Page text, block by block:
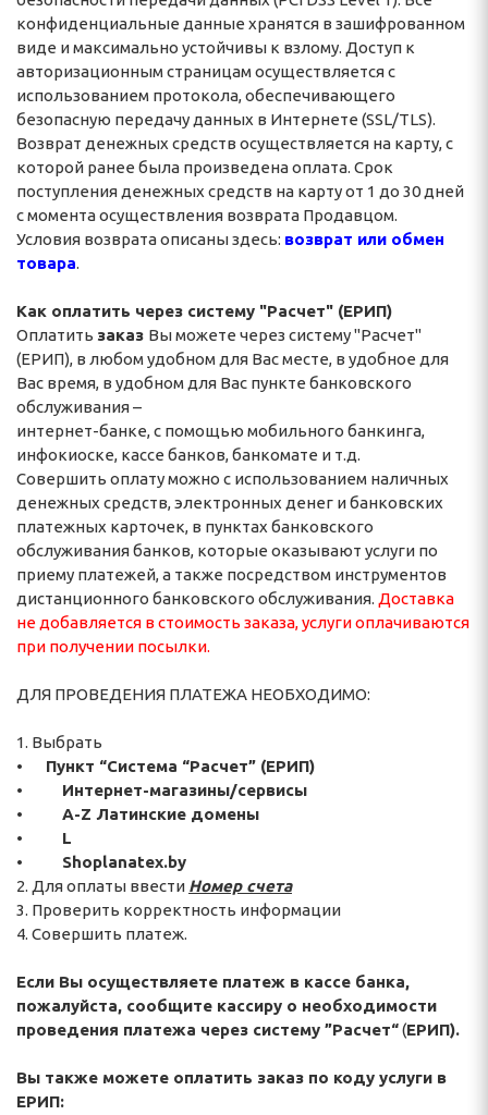
конфиденциальные данные хранятся в зашифрованном
виде и максимально устойчивы к взлому. Доступ к
авторизационным страницам осуществляется с
использованием протокола, обеспечивающего
безопасную передачу данных в Интернетe (SSL/TLS).
Возврат денежных средств осуществляется на карту, с
которой ранее была произведена оплата. Срок
поступления денежных средств на карту от 1 до 30 дней
с момента осуществления возврата Продавцом.
Условия возврата описаны здесь: возврат или обмен
товара.
Как оплатить через систему "Расчет" (ЕРИП)
Оплатить заказ Вы можете через систему "Расчет"
(ЕРИП), в любом удобном для Вас месте, в удобное для
Вас время, в удобном для Вас пункте банковского
обслуживания –
интернет-банке, с помощью мобильного банкинга,
инфокиоске, кассе банков, банкомате и т.д.
Совершить оплату можно с использованием наличных
денежных средств, электронных денег и банковских
платежных карточек, в пунктах банковского
обслуживания банков, которые оказывают услуги по
приему платежей, а также посредством инструментов
дистанционного банковского обслуживания. Доставка
не добавляется в стоимость заказа, услуги оплачиваются
при получении посылки.
ДЛЯ ПРОВЕДЕНИЯ ПЛАТЕЖА НЕОБХОДИМО:
1. Выбрать
•
Пункт “Система “Расчет” (ЕРИП)
• Интернет-магазины/сервисы
• A-Z Латинские домены
• L
• Shoplanatex.by
2. Для оплаты ввести Номер счета
3. Проверить корректность информации
4. Совершить платеж.
Если Вы осуществляете платеж в кассе банка,
пожалуйста, сообщите кассиру о необходимости
проведения платежа через систему ”Расчет“(ЕРИП).
Вы также можете оплатить заказ по коду услуги в
ЕРИП: